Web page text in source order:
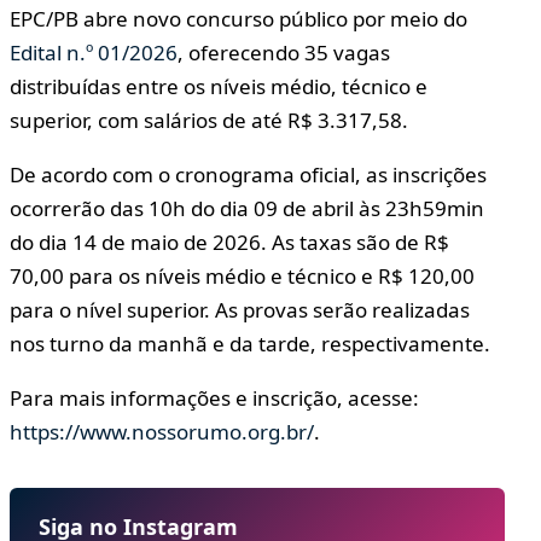
EPC/PB abre novo concurso público por meio do
Edital n.º 01/2026, oferecendo 35 vagas
distribuídas entre os níveis médio, técnico e
superior, com salários de até R$ 3.317,58.
De acordo com o cronograma oficial, as inscrições
ocorrerão das 10h do dia 09 de abril às 23h59min
do dia 14 de maio de 2026. As taxas são de R$
70,00 para os níveis médio e técnico e R$ 120,00
para o nível superior. As provas serão realizadas
nos turno da manhã e da tarde, respectivamente.
Para mais informações e inscrição, acesse:
https://www.nossorumo.org.br/.
Siga no Instagram